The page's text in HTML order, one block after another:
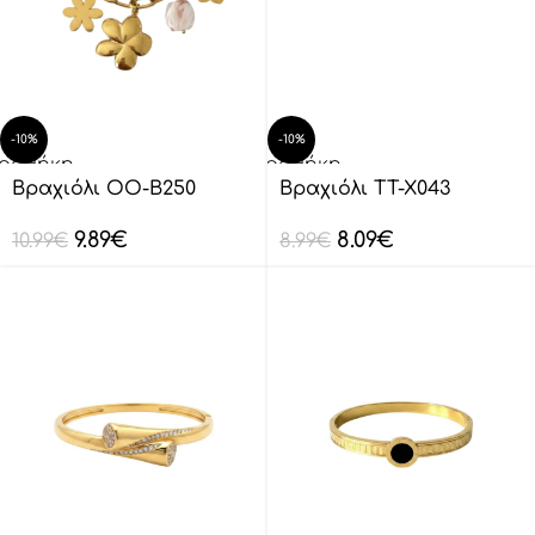
-10%
Βραχιόλι OO-B250
10.99€ 9.89€
-10%
Προσθήκη
καλάθι
Βραχιόλι TT-X043
8.99€ 8.09€